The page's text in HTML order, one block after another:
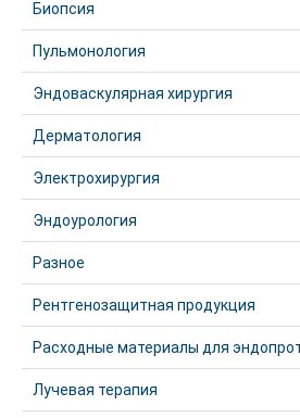
Биопсия
Пульмонология
Эндоваскулярная хирургия
Дерматология
Электрохирургия
Эндоурология
Разное
Рентгенозащитная продукция
Расходные материалы для
Лучевая терапия